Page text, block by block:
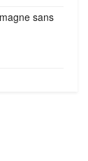
sans